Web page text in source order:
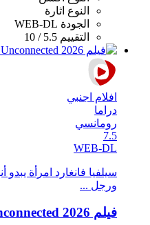
النوع اثارة
الجودة WEB-DL
التقييم 5.5 / 10
افلام اجنبي
دراما
رومانسي
7.5
WEB-DL
سيلفيا فانغارد امرأة
ورجل ...
فيلم Unconnected 2026 مترجم HD